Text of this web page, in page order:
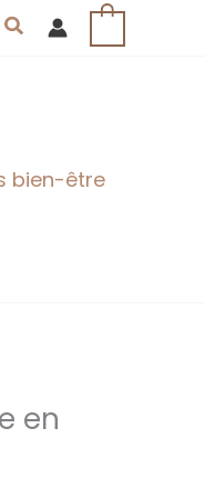
Rechercher
bien-être
en